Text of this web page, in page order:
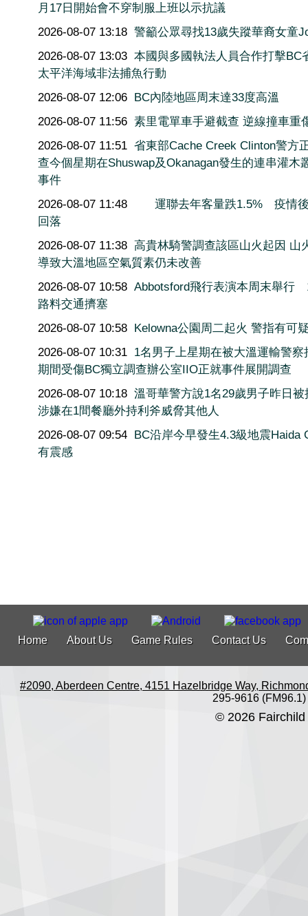
月17日開始會不穿制服上班以示抗議
2026-08-07 13:18 警籲公眾尋找13歲失蹤華裔女童
2026-08-07 13:03 本國與多國執法人員合作打擊BC
太平洋海域非法捕魚行動
2026-08-07 12:06 BC內陸地區周末達33度高溫
2026-08-07 11:56 素里電單車手避截查 逆線撞車重
2026-08-07 11:51 省東部Cache Creek Clinton警方
查今個星期在Shuswap及Okanagan發生的連串灌木
事件
2026-08-07 11:48
運聯去年客量跌1.5% 疫情
回落
2026-08-07 11:38 高貴林騎警調查該區山火起因 山
導致大溫地區空氣質素仍未改善
2026-08-07 10:58 Abbotsford飛行表演本周末舉行
路料交通擠塞
2026-08-07 10:58 Kelowna公園周二起火 警指
2026-08-07 10:31 1名男子上星期在被大溫運輸警察
期間受傷BC獨立調查辦公室IIO正就事件展開調查
2026-08-07 10:18 溫哥華警方說1名29歲男子昨日被
涉嫌在1間餐廳外持利斧威脅其他人
2026-08-07 09:54 BC沿岸今早發生4.3級地震Haida
有震感
Home About Us Game Rules Contact Us
#2090, Aberdeen Centre, 4151 Hazelbridge Way,
295-9616 (FM96.1)
© 2026 Fairchild